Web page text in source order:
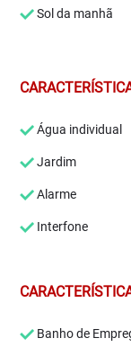
Sol da manhã
Água individual
Jardim
Alarme
Interfone
Banho de